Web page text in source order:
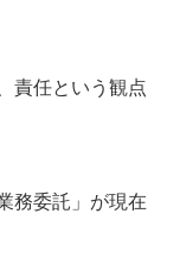
責任という観点
務委託」が現在